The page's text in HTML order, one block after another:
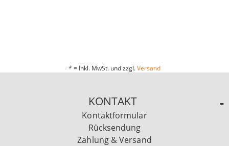
* = Inkl. MwSt. und zzgl.Versand
KONTAKT
Kontaktformular
Rücksendung
Zahlung & Versand